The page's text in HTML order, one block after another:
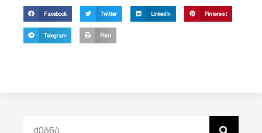
Facebook Twitter LinkedIn Pinterest
Telegram Print